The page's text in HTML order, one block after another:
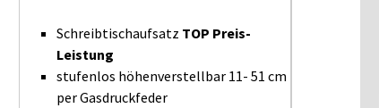
Schreibtischaufsatz TOP Preis-
Leistung
stufenlos höhenverstellbar 11- 51 cm
per Gasdruckfeder